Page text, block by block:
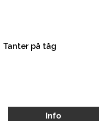
Tanter på tåg
Info